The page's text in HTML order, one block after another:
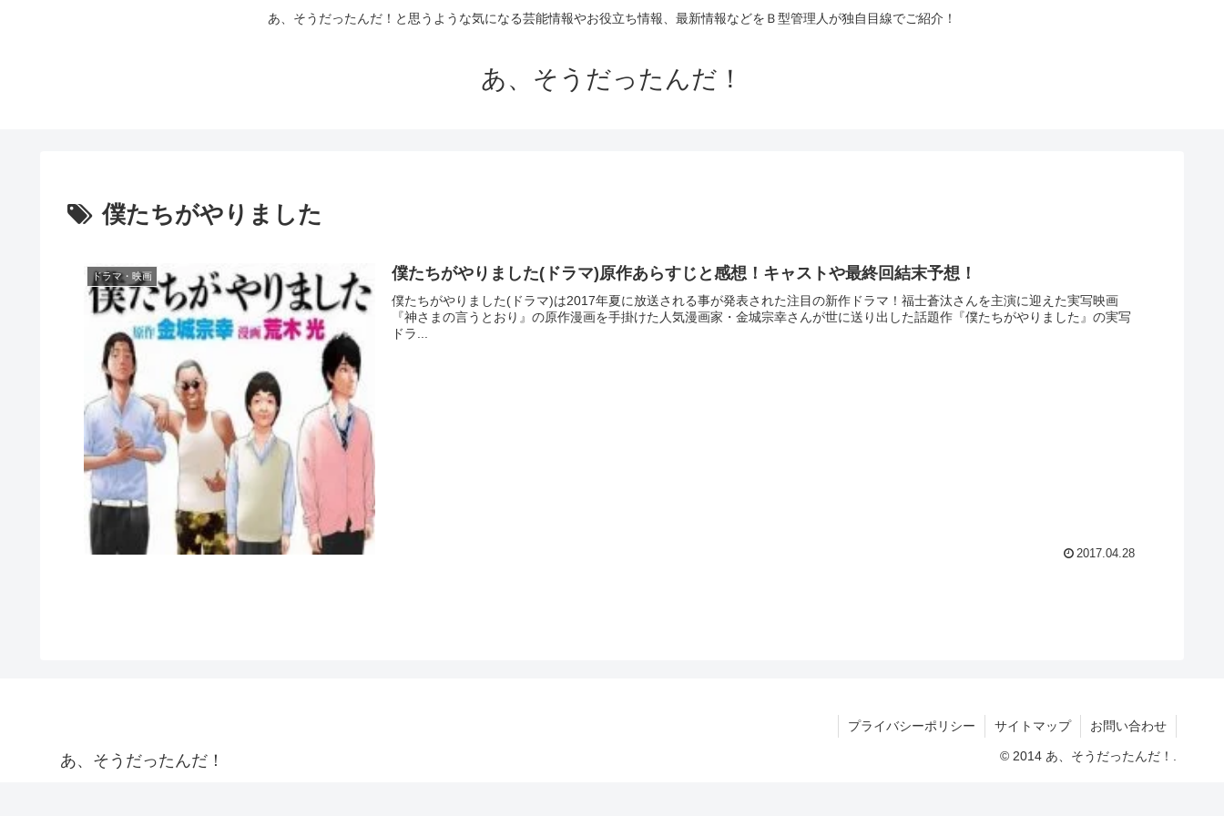
あ、そうだったんだ！と思うような気になる芸能情報やお役立ち情報、最新情報などをＢ型管理人が独自目線でご紹介！
あ、そうだったんだ！
僕たちがやりました
ドラマ・映画 僕たちがやりました(ドラマ)原作あらすじと感想！キャストや最終回結末予想！
僕たちがやりました(ドラマ)は2017年夏に放送される事が発表された注目の新作ドラマ！福士蒼汰さんを主演に迎えた実写映画
『神さまの言うとおり』の原作漫画を手掛けた人気漫画家・金城宗幸さんが世に送り出した話題作『僕たちがやりました』の実写
ドラ...
2017.04.28
あ、そうだったんだ！
プライバシーポリシー サイトマップ お問い合わせ
© 2014 あ、そうだったんだ！.